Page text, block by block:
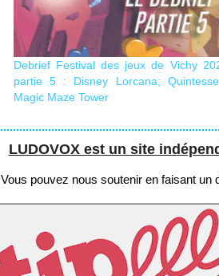
Debrief Festival des jeux de Vichy
partie 5 : Disney Lorcana;
Magic Maze Tower
LUDOVOX est un site
Vous pouvez nous soutenir en faisant un